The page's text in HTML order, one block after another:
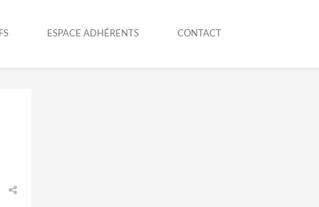
ESPACE ADHÉRENTS CONTACT